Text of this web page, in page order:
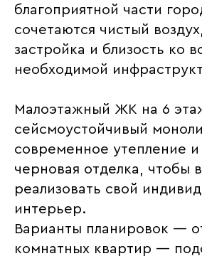
благоприятной части
сочетаются чистый
застройка и близость ко
необходимой
Малоэтажный ЖК на 6
сейсмоустойчивый
современное утепление
черновая отделка, чтобы
реализовать свой
интерьер.
Варианты планировок —
комнатных квартир —